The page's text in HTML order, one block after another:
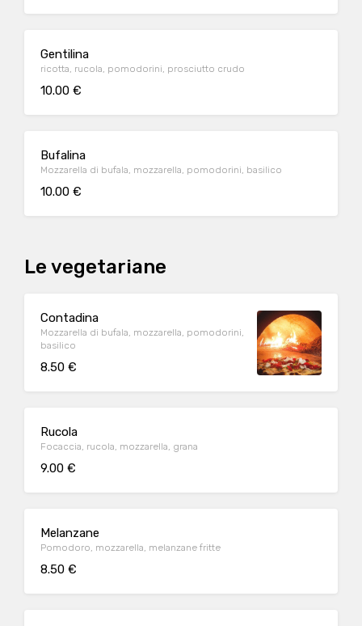
Gentilina
ricotta, rucola, pomodorini, prosciutto crudo
10.00 €
Bufalina
Mozzarella di bufala, mozzarella, pomodorini, basilico
10.00 €
Le vegetariane
Contadina
Mozzarella di bufala, mozzarella, pomodorini,
basilico
8.50 €
Rucola
Focaccia, rucola, mozzarella, grana
9.00 €
Melanzane
Pomodoro, mozzarella, melanzane fritte
8.50 €